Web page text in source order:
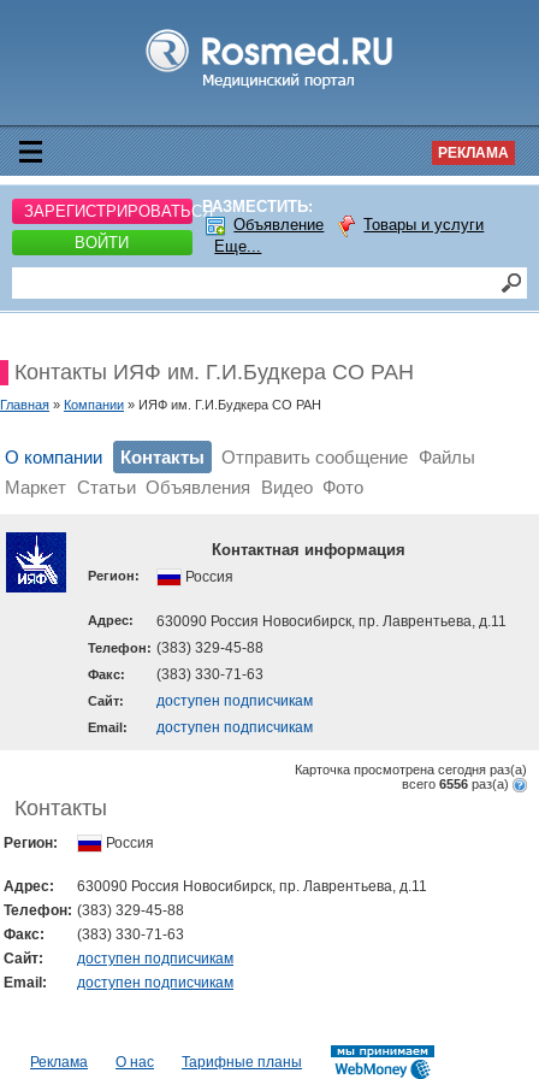
РЕКЛАМА
ЗАРЕГИСТРИРОВАТЬСЯ
ВОЙТИ
РАЗМЕСТИТЬ:
Объявление
Товары и услуги
Еще...
Контакты ИЯФ им. Г.И.Будкера СО РАН
Главная » Компании » ИЯФ им. Г.И.Будкера СО РАН
О компании Контакты Отправить сообщение Файлы
Маркет Статьи Объявления Видео Фото
Контактная информация
Регион: Россия
Адрес: 630090 Россия Новосибирск, пр. Лаврентьева, д.11
Телефон: (383) 329-45-88
Факс: (383) 330-71-63
Cайт: доступен подписчикам
Email: доступен подписчикам
Карточка просмотрена сегодня раз(a)
всего 6556 раз(a)
Контакты
Регион: Россия
Адрес:
630090 Россия Новосибирск, пр. Лаврентьева, д.11
Телефон: (383) 329-45-88
Факс:
(383) 330-71-63
Cайт:
доступен подписчикам
Email:
доступен подписчикам
Реклама О нас Тарифные планы